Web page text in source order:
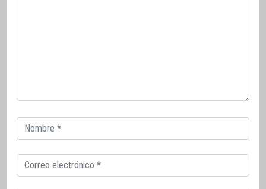
Correo
electrónico
Correo
electrónico